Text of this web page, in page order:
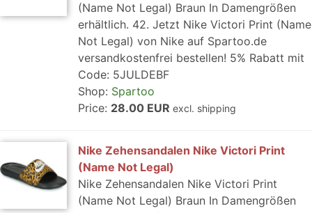
(Name Not Legal) Braun In Damengrößen
erhältlich. 42. Jetzt Nike Victori Print (Name
Not Legal) von Nike auf Spartoo.de
versandkostenfrei bestellen! 5% Rabatt mit
Code: 5JULDEBF
Shop: Spartoo
Price: 28.00 EUR excl. shipping
Nike Zehensandalen Nike Victori Print
(Name Not Legal)
Nike Zehensandalen Nike Victori Print
(Name Not Legal) Braun In Damengrößen